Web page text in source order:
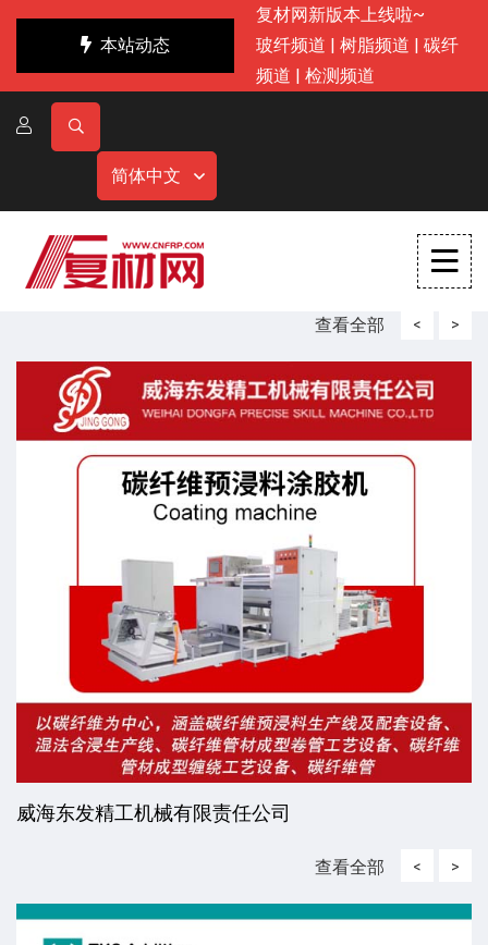
本站动态
复材网新版本上线啦~
玻纤频道 | 树脂频道 | 碳纤
频道 | 检测频道
简体中文
查看全部 <
威海东发精工机械有限责任公司
>
查看全部 < >